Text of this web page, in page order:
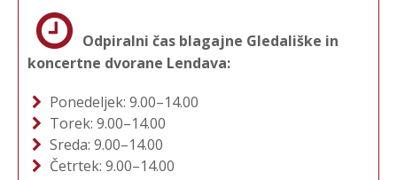
Odpiralni čas blagajne Gledališke in
koncertne dvorane Lendava:
Ponedeljek: 9.00–14.00
Torek: 9.00–14.00
Sreda: 9.00–14.00
Četrtek: 9.00–14.00